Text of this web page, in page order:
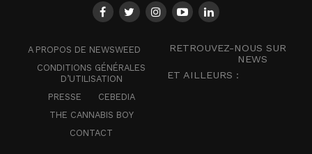
A PROPOS DE NEWSWEED
CONDITIONS GÉNÉRALES
D’UTILISATION
PRESSE
CEBEDIA
THE CANNABIS BOY
CONTACT
RETROUVEZ-NOUS SUR
NEWS
ET AILLEURS :